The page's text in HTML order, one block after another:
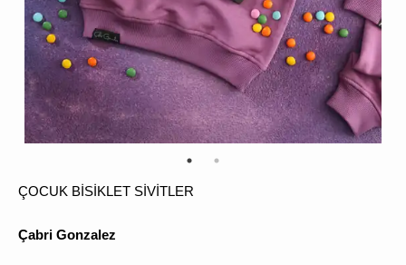
ÜRÜN
ÇOCUK BİSİKLET SİVİTLER
Çabri Gonzalez